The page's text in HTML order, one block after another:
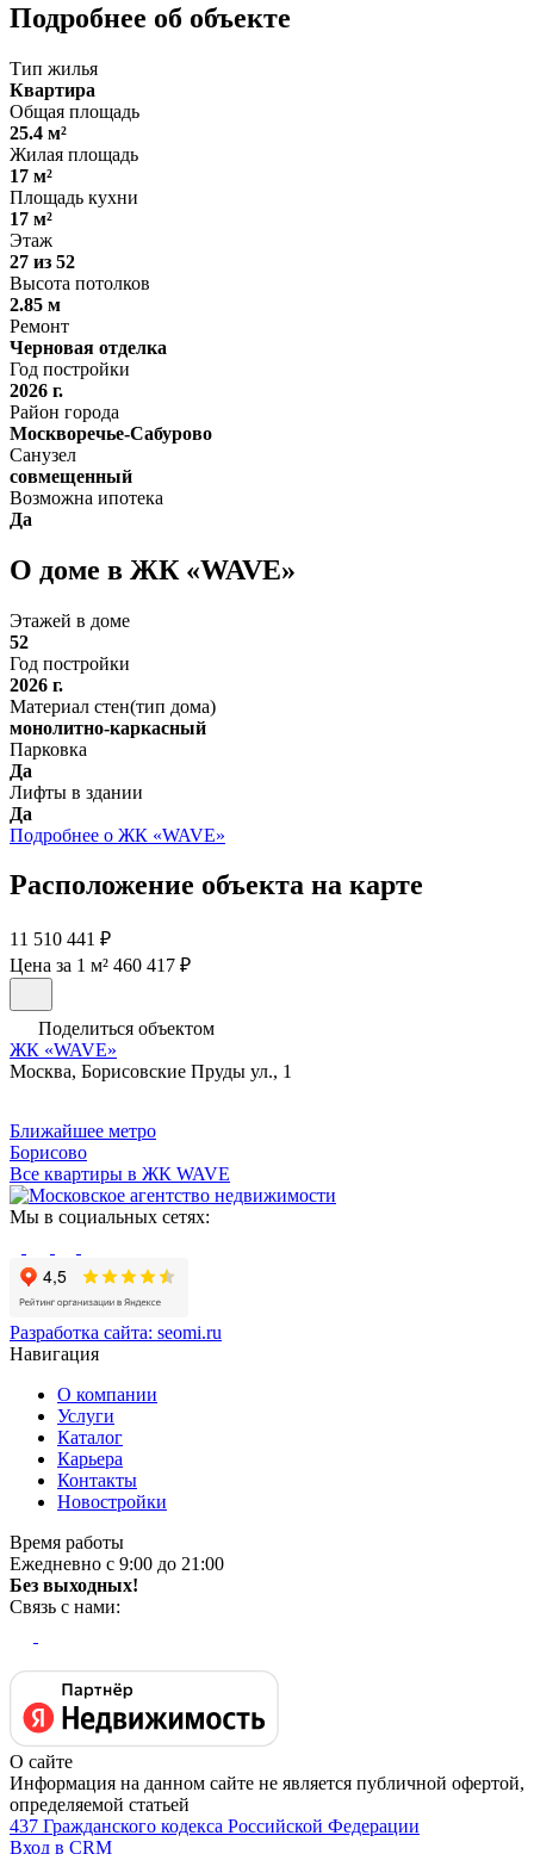
Подробнее об объекте
Тип жилья
Квартира
Общая площадь
25.4 м²
Жилая площадь
17 м²
Площадь кухни
17 м²
Этаж
27 из 52
Высота потолков
2.85 м
Ремонт
Черновая отделка
Год постройки
2026 г.
Район города
Москворечье-Сабурово
Санузел
совмещенный
Возможна ипотека
Да
О доме в ЖК «WAVE»
Этажей в доме
52
Год постройки
2026 г.
Материал стен(тип дома)
монолитно-каркасный
Парковка
Да
Лифты в здании
Да
Подробнее о ЖК «WAVE»
Расположение объекта на карте
11 510 441 ₽
Цена за 1 м² 460 417 ₽
Поделиться объектом
ЖК «WAVE»
Москва, Борисовские Пруды ул., 1
Ближайшее метро
Борисово
Все квартиры в ЖК WAVE
Мы в социальных сетях:
Разработка сайта: seomi.ru
Навигация
О компании
Услуги
Каталог
Карьера
Контакты
Новостройки
Время работы
Ежедневно с 9:00 до 21:00
Без выходных!
Связь с нами:
О сайте
Информация на данном сайте не является публичной офертой,
определяемой статьей
437 Гражданского кодекса Российской Федерации
Вход в CRM